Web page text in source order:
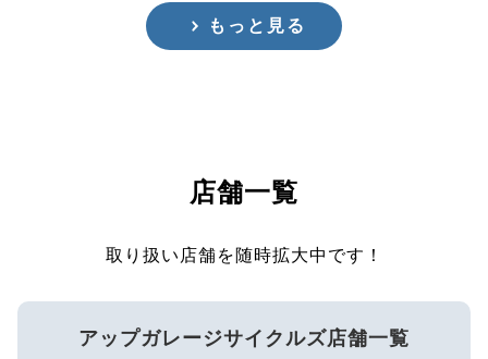
もっと見る
店舗一覧
取り扱い店舗を随時拡大中です！
アップガレージサイクルズ店舗一覧